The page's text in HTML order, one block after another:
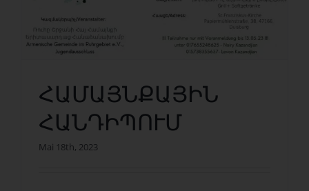
ՀԱՄԱՅՆՔԱՅԻՆ
ՀԱՆԴԻՊՈՒՄ
Mai 18th, 2023